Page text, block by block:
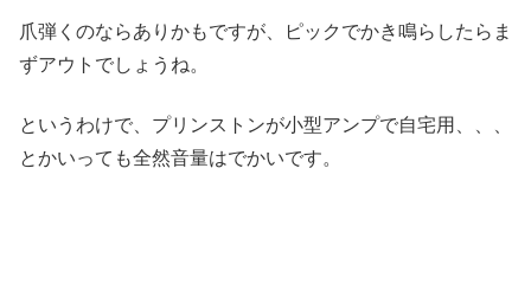
爪弾くのならありかもですが、ピックでかき鳴らしたらま
ずアウトでしょうね。
というわけで、プリンストンが小型アンプで自宅用、、、
とかいっても全然音量はでかいです。